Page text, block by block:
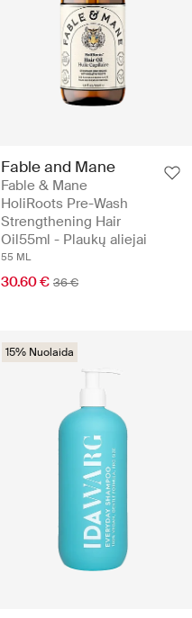
Fable and Mane
Fable & Mane
HoliRoots Pre-Wash
Strengthening Hair
Oil55ml - Plaukų aliejai
55 ML
30.60 € 36 €
15% Nuolaida